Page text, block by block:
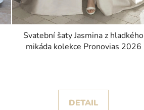
Svatební šaty Jasmina z hladkého
mikáda kolekce Pronovias 2026
DETAIL